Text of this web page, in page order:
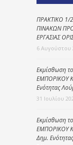
ΠΡΑΚΤΙΚΟ 1/
ΠΙΝΑΚΩΝ
ΕΡΓΑΣΙΑΣ
6 Αυγούστου
Εκμίσθωση
ΕΜΠΟΡΙΚΟΥ
Ενότητας
31 Ιουλίου
Εκμίσθωση
ΕΜΠΟΡΙΚΟΥ
Δημ.